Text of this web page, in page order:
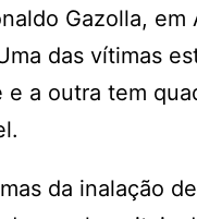
Gazolla, em
das vítimas
e a outra tem
da inalação